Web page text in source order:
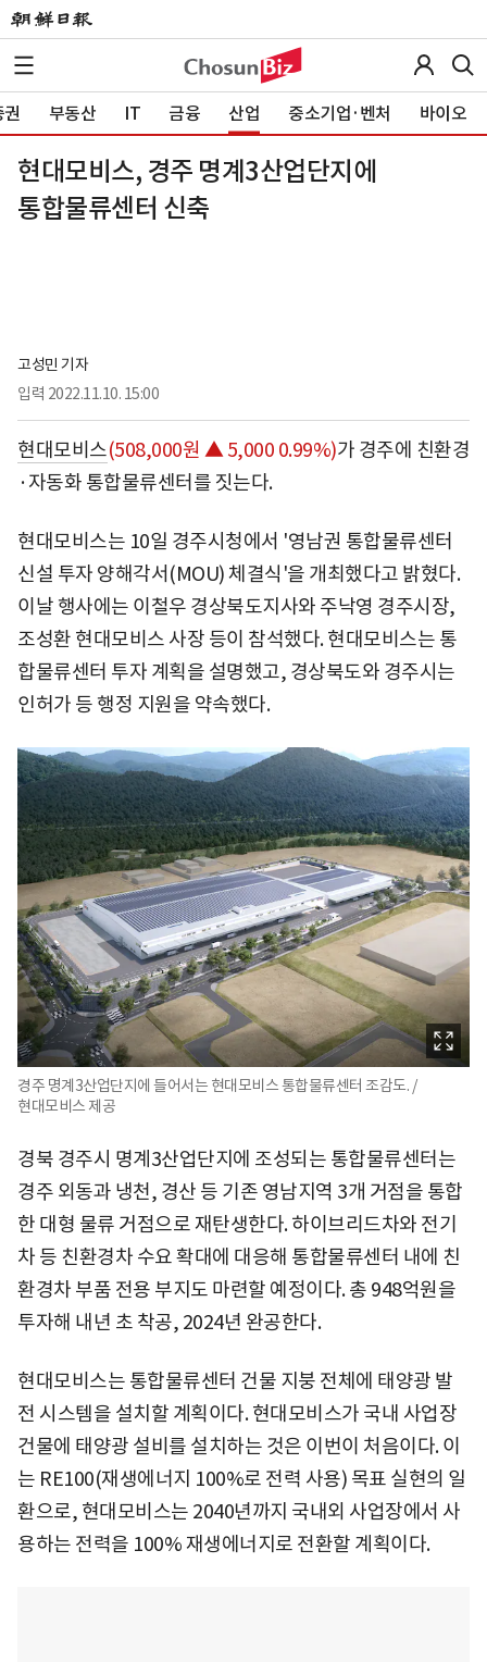
부동산 IT 금융 산업 중소기업·벤처 바이오
현대모비스, 경주 명계3산업단지에
통합물류센터 신축
고성민 기자
입력 2022.11.10. 15:00
현대모비스(508,000원 ▲ 5,000 0.99%)가 경주에 친환경
·자동화 통합물류센터를 짓는다.
현대모비스는 10일 경주시청에서 '영남권 통합물류센터
신설 투자 양해각서(MOU) 체결식'을 개최했다고 밝혔다.
이날 행사에는 이철우 경상북도지사와 주낙영 경주시장,
조성환 현대모비스 사장 등이 참석했다. 현대모비스는 통
합물류센터 투자 계획을 설명했고, 경상북도와 경주시는
인허가 등 행정 지원을 약속했다.
경주 명계3산업단지에 들어서는 현대모비스 통합물류센터 조감도. /
현대모비스 제공
경북 경주시 명계3산업단지에 조성되는 통합물류센터는
경주 외동과 냉천, 경산 등 기존 영남지역 3개 거점을 통합
한 대형 물류 거점으로 재탄생한다. 하이브리드차와 전기
차 등 친환경차 수요 확대에 대응해 통합물류센터 내에 친
환경차 부품 전용 부지도 마련할 예정이다. 총 948억원을
투자해 내년 초 착공, 2024년 완공한다.
현대모비스는 통합물류센터 건물 지붕 전체에 태양광 발
전 시스템을 설치할 계획이다. 현대모비스가 국내 사업장
건물에 태양광 설비를 설치하는 것은 이번이 처음이다. 이
는 RE100(재생에너지 100%로 전력 사용) 목표 실현의 일
환으로, 현대모비스는 2040년까지 국내외 사업장에서 사
용하는 전력을 100% 재생에너지로 전환할 계획이다.